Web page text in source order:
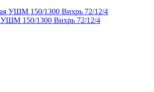
150/1300 Вихрь 72/12/4